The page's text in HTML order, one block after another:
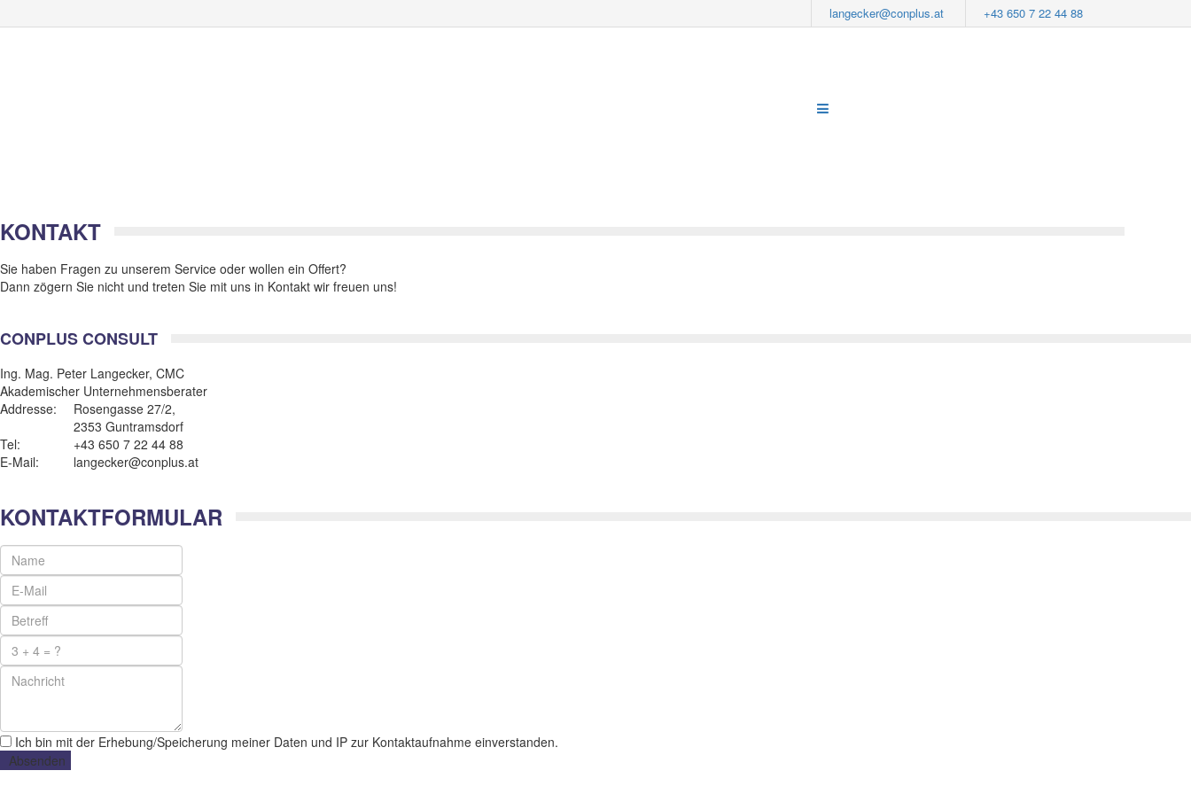
langecker@conplus.at +43 650 7 22 44 88
KONTAKT
Sie haben Fragen zu unserem Service oder wollen ein Offert?
Dann zögern Sie nicht und treten Sie mit uns in Kontakt wir freuen uns!
CONPLUS CONSULT
Ing. Mag. Peter Langecker, CMC
Akademischer Unternehmensberater
Addresse:
Rosengasse 27/2,
2353 Guntramsdorf
Tel:
+43 650 7 22 44 88
E-Mail:
langecker@conplus.at
KONTAKTFORMULAR
Ich bin mit der Erhebung/Speicherung meiner Daten und IP zur Kontaktaufnahme einverstanden.
Absenden